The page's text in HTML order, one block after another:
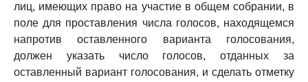
лиц, имеющих право на участие в общем собрании, в
поле для проставления числа голосов, находящемся
напротив оставленного варианта голосования,
должен указать число голосов, отданных за
оставленный вариант голосования, и сделать отметку